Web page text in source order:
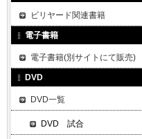
ビリヤード関連書籍
電子書籍
電子書籍(別サイトにて販売)
DVD
DVD一覧
DVD 試合